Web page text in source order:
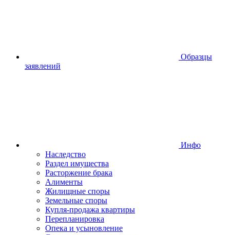
Образцы
заявлений
Инфо
Наследство
Раздел имущества
Расторжение брака
Алименты
Жилищные споры
Земельные споры
Купля-продажа квартиры
Перепланировка
Опека и усыновление